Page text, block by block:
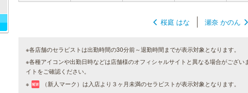
桜庭 はな 瀬奈 かのん
※各店舗のセラピストは出勤時間の30分前～退勤時間までが表示対象となります。
※各種アイコンや出勤日時などは店舗様のオフィシャルサイトと異なる場合がござ
イトをご確認ください。
※
（新人マーク）は入店より３ヶ月未満のセラピストが表示対象となります。